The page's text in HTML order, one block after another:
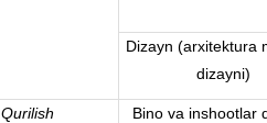
Dizayn (arxitektura
dizayni)
Qurilish Bino va inshootlar